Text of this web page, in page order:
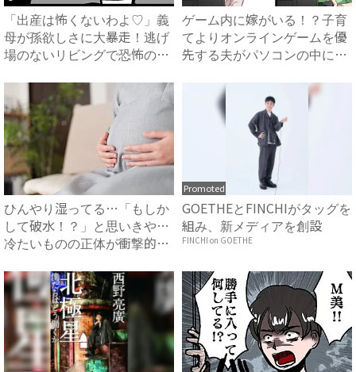
「出産は怖くないわよ♡」義
母が孫欲しさに大暴走！逃げ
場のないリビングで恐怖の1
ゲーム内に嫁がいる！？子育
てよりオンラインゲームを優
先する夫がパソコンの中に隠
ひんやり湿ってる…「もしか
して破水！？」と思いきや…
冷たいものの正体が衝撃的す
Promoted
GOETHEとFINCHIがタッグを
組み、新メディアを創設
FINCHI on GOETHE